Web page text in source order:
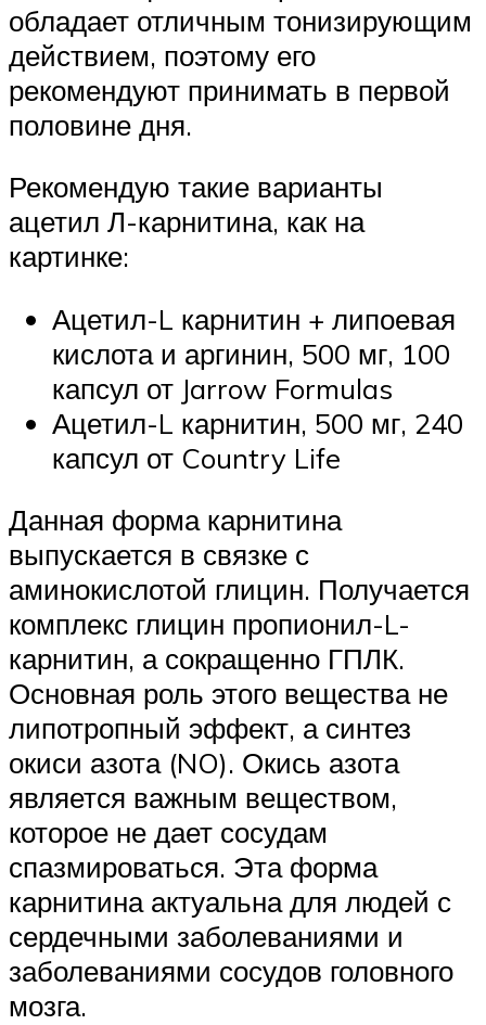
обладает отличным тонизирующим
действием, поэтому его
рекомендуют принимать в первой
половине дня.
Рекомендую такие варианты
ацетил Л-карнитина, как на
картинке:
Ацетил-L карнитин + липоевая
кислота и аргинин, 500 мг, 100
капсул от Jarrow Formulas
Ацетил-L карнитин, 500 мг, 240
капсул от Country Life
Данная форма карнитина
выпускается в связке с
аминокислотой глицин. Получается
комплекс глицин пропионил-L-
карнитин, а сокращенно ГПЛК.
Основная роль этого вещества не
липотропный эффект, а синтез
окиси азота (NO). Окись азота
является важным веществом,
которое не дает сосудам
спазмироваться. Эта форма
карнитина актуальна для людей с
сердечными заболеваниями и
заболеваниями сосудов головного
мозга.